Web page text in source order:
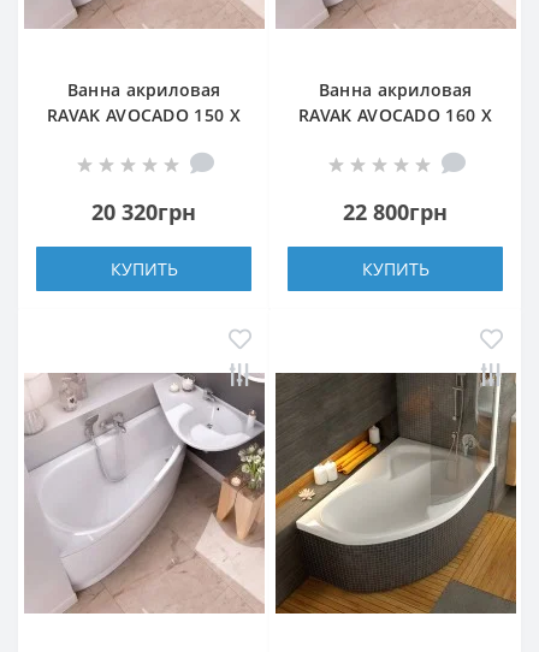
Ванна акриловая
RAVAK AVOCADO 150 X
20 320грн
КУПИТЬ
Ванна акриловая
RAVAK AVOCADO 160 X
22 800грн
КУПИТЬ